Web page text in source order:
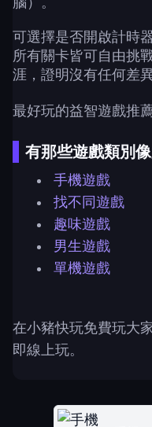
可選擇是否開啟計時
所有關卡皆可自由挑
涯，證明沒有任何差
最好玩的益智遊戲推
有那些遊戲類別
手機遊戲
找不同遊戲
趣味遊戲
男生遊戲
單機遊戲
在小豬快玩免費玩大
即線上玩。